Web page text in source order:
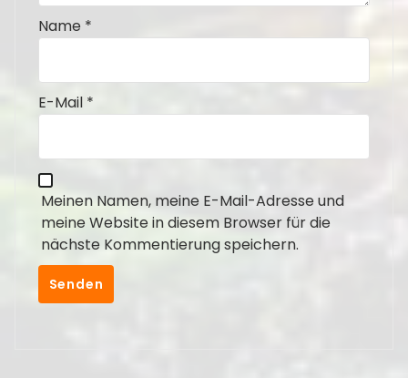
Name *
E-Mail *
Meinen Namen, meine E-Mail-Adresse und
meine Website in diesem Browser für die
nächste Kommentierung speichern.